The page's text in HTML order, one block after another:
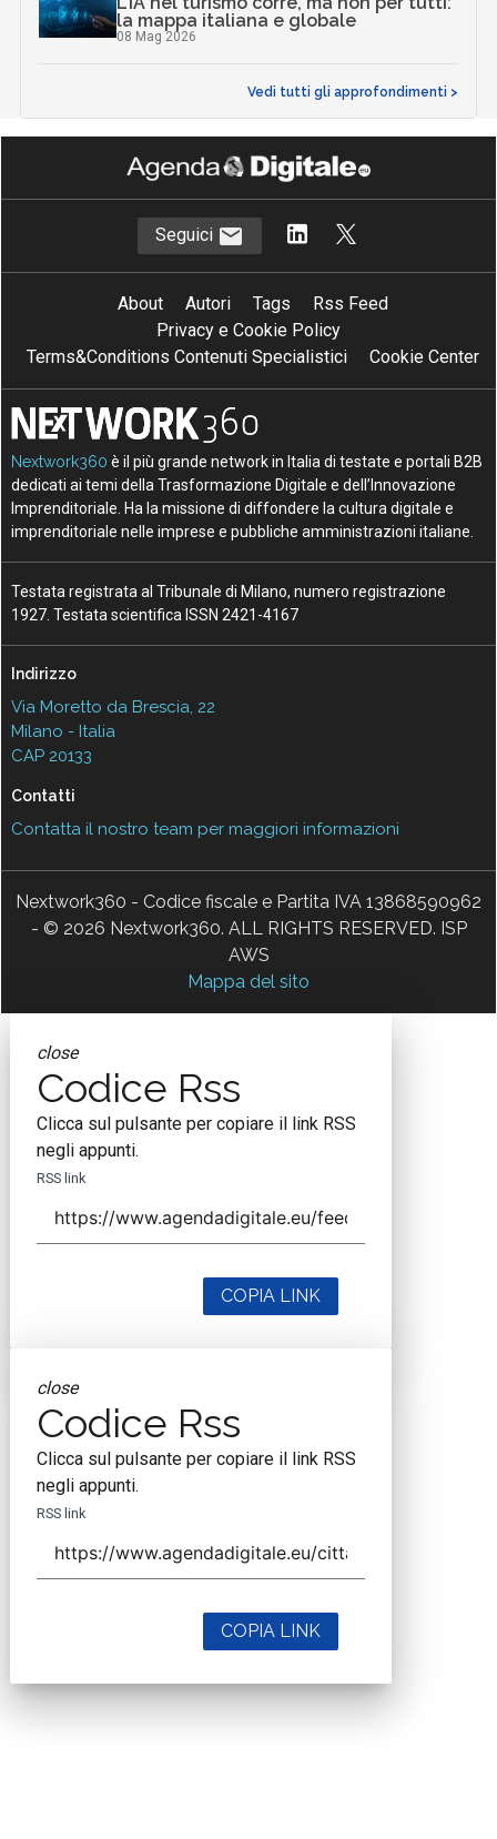
la mappa italiana e globale
08 Mag 2026
Vedi tutti gli approfondimenti >
Seguici
About Autori Tags
Rss Feed
Privacy e Cookie Policy
Terms&Conditions Contenuti Specialistici
Cookie Center
Nextwork360 è il più grande network in Italia di testate e portali B2B
dedicati ai temi della Trasformazione Digitale e dell’Innovazione
Imprenditoriale. Ha la missione di diffondere la cultura digitale e
imprenditoriale nelle imprese e pubbliche amministrazioni italiane.
Testata registrata al Tribunale di Milano, numero registrazione
1927. Testata scientifica ISSN 2421-4167
Indirizzo
Via Moretto da Brescia, 22
Milano - Italia
CAP 20133
Contatti
Contatta il nostro team per maggiori informazioni
Nextwork360 - Codice fiscale e Partita IVA 13868590962
- © 2026 Nextwork360. ALL RIGHTS RESERVED. ISP
AWS
Mappa del sito
close
Codice Rss
Clicca sul pulsante per copiare il link RSS
negli appunti.
RSS link
COPIA LINK
close
Codice Rss
Clicca sul pulsante per copiare il link RSS
negli appunti.
RSS link
COPIA LINK